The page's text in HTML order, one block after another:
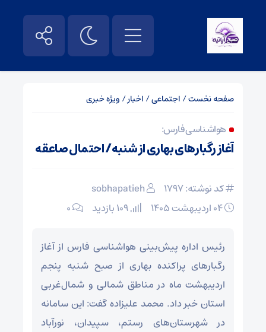
صفحه نخست/ اجتماعی/ اخبار/ ویژه خبری
هواشناسی فارس:
آغاز رگبارهای بهاری از شنبه/ احتمال صاعقه
کد نوشته: 1797
sobhapatieh
۰
رئیس اداره پیش‌بینی هواشناسی فارس از آغاز
رگبارهای پراکنده بهاری از صبح شنبه پنجم
اردیبهشت ماه در مناطق شمالی و شمال‌غربی
استان خبر داد. محمد علیزاده گفت: این سامانه
در شهرستان‌های رستم، سپیدان، نورآباد